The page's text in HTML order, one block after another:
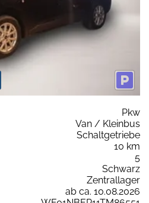
Pkw
Van / Kleinbus
Schaltgetriebe
10 km
5
Schwarz
Zentrallager
ab ca. 10.08.2026